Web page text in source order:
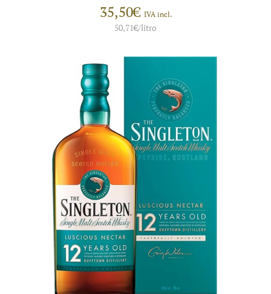
35,50€ IVA incl.
50,71€/litro